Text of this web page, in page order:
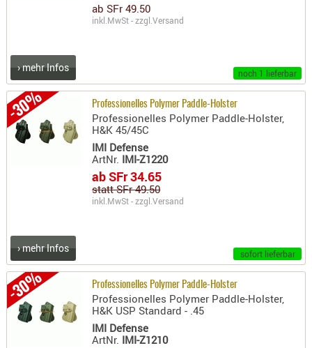
BASEN -
-
ab SFr 49.50
inkl.MwSt - zzgl.Versand
noch 1 lieferbar
› mehr Infos
-30% Professionelles Polymer Paddle-Holster
Professionelles Polymer Paddle-Holster,
H&K 45/45C
IMI Defense
ArtNr. IMI-Z1220
ab SFr 34.65
statt SFr 49.50
inkl.MwSt - zzgl.Versand
sofort lieferbar
› mehr Infos
-30% Professionelles Polymer Paddle-Holster
Professionelles Polymer Paddle-Holster,
H&K USP Standard - .45
IMI Defense
ArtNr. IMI-Z1210